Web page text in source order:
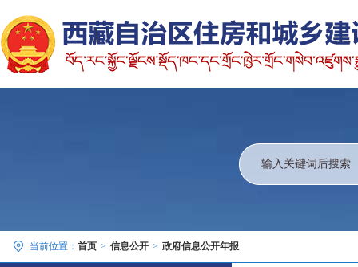
当前位置： 首页 > 信息公开 > 政府信息公开年报